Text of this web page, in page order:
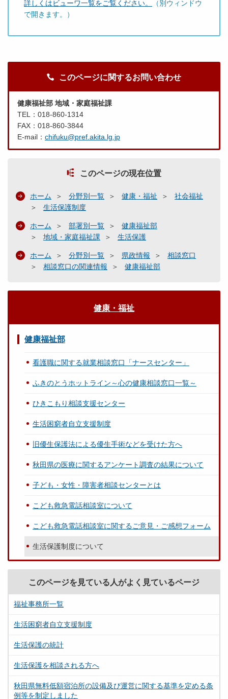
詳しくはビューワ一覧をご覧ください。
（別ウィンドウ
で開きます。）
このページに関するお問い合わせ
健康福祉部 地域・家庭福祉課
TEL：018-860-1314
FAX：018-860-3844
E-mail： chifuku@pref.akita.lg.jp
このページの現在位置
ホーム 分野別一覧 健康・福祉
社会福祉
生活保護制度
ホーム 部署別一覧
健康福祉部
地域・家庭福祉課
生活保護
ホーム 分野別一覧 県政情報
相談窓口
相談窓口の関連情報
健康福祉部
健康・福祉
健康福祉部
看護職に関する就業相談窓口「ナースセンター」
ふきのとうホットライン～心の健康相談窓口一覧～
ひきこもり相談支援センター
生活困窮者自立支援制度
旧優生保護法による優生手術などを受けた方へ
秋田県の医療に関するアンケート調査の結果について
子ども・女性・障害者相談センターとは
こども救急電話相談室について
こども救急電話相談室に関するご意見・ご感想フォーム
生活保護制度について
このページを見ている人がよく見ているページ
福祉事務所一覧
生活困窮者自立支援制度
生活保護の統計
生活保護を相談される方へ
秋田県無料低額宿泊所の設備及び運営に関する基準を定める条
例等を制定しました